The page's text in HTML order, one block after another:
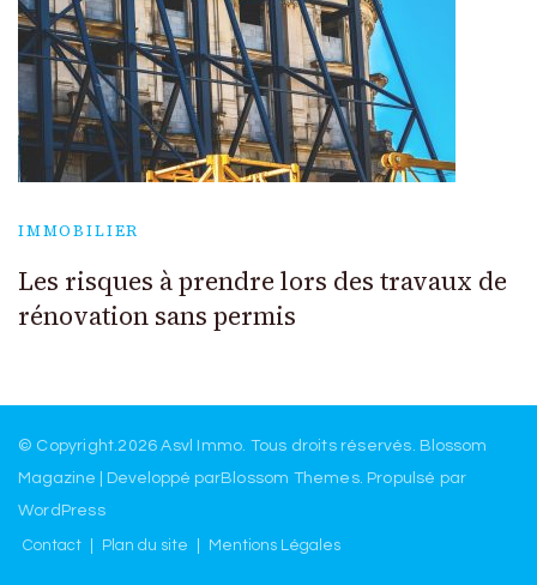
IMMOBILIER
Les risques à prendre lors des travaux de
rénovation sans permis
© Copyright.2026Asvl Immo. Tous droits réservés. Blossom
Magazine | Developpé parBlossom Themes. Propulsé par
WordPress
Contact Plan du site Mentions Légales